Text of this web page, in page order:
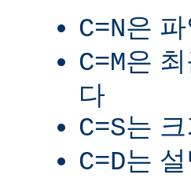
C=N은
C=M은
다
C=S는
C=D는